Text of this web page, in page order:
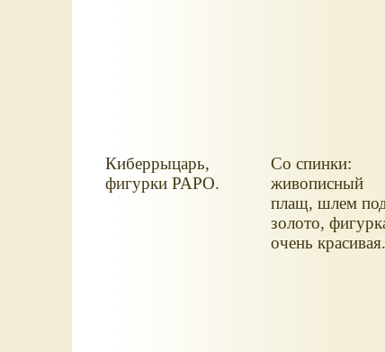
Киберрыцарь,
фигурки PAPO.
Со спинки:
живописный
плащ, шлем
золото,
очень красивая.